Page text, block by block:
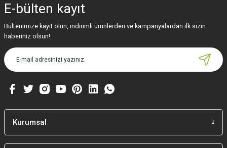
E-bülten kayıt
Bültenimize kayıt olun, indirimli ürünlerden ve kampanyalardan ilk sizin
haberiniz olsun!
Kurumsal